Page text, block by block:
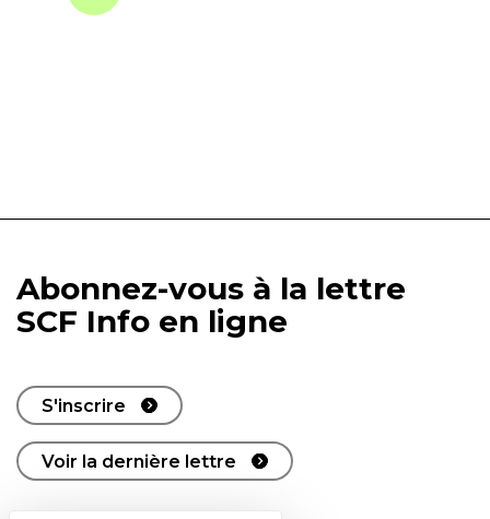
Abonnez-vous à la lettre
SCF Info en ligne
S'inscrire
Voir la dernière lettre